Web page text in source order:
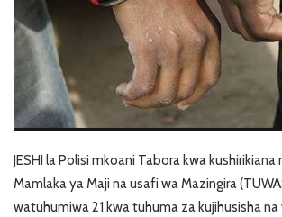
JESHI la Polisi mkoani Tabora kwa
Mamlaka ya Maji na usafi wa Mazingira
watuhumiwa 21 kwa tuhuma za kujihusisha